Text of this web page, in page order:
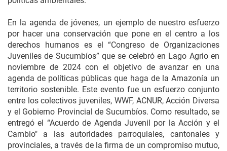
En la agenda de jóvenes, un ejemplo de nuestro esfuerzo
por hacer una conservación que pone en el centro a los
derechos humanos es el “Congreso de Organizaciones
Juveniles de Sucumbíos” que se celebró en Lago Agrio en
noviembre de 2024 con el objetivo de avanzar en una
agenda de políticas públicas que haga de la Amazonía un
territorio sostenible. Este evento fue un esfuerzo conjunto
entre los colectivos juveniles, WWF, ACNUR, Acción Diversa
y el Gobierno Provincial de Sucumbíos. Como resultado, se
entregó el “Acuerdo de Agenda Juvenil por la Acción y el
Cambio" a las autoridades parroquiales, cantonales y
provinciales, a través de la firma de un compromiso mutuo,